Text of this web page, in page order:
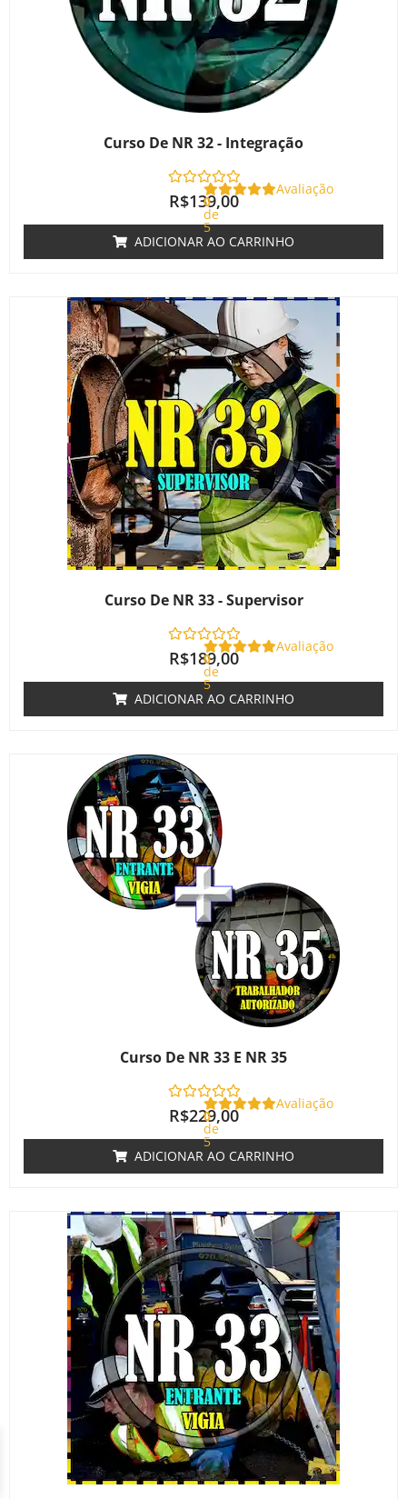
Curso De NR 32 - Integração
Avaliação
0
de
5
R$139,00
ADICIONAR AO CARRINHO
Curso De NR 33 - Supervisor
Avaliação
0
de
5
R$189,00
ADICIONAR AO CARRINHO
Curso De NR 33 E NR 35
Avaliação
0
de
5
R$229,00
ADICIONAR AO CARRINHO